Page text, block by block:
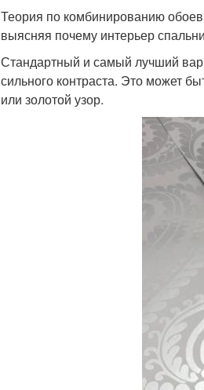
Теория по комбинированию
выясняя почему интерьер
Стандартный и самый лучший
сильного контраста. Это может
или золотой узор.